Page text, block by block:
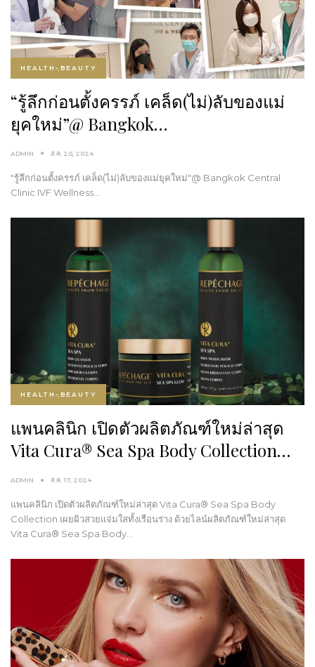
HEALTH-ฺBEAUTY
“รู้ลึกก่อนตั้งครรภ์ เคล็ด(ไม่)ลับของแม่
ยุคใหม่”@ Bangkok…
ADMIN ส.ค. 20, 2024
"รู้ลึกก่อนตั้งครรภ์ เคล็ด(ไม่)ลับของแม่ยุคใหม่"@ Bangkok Central
Clinic IVF Wellness…
HEALTH-ฺBEAUTY
แพนคลินิก เปิดตัวผลิตภัณฑ์ใหม่ล่าสุด
Vita Cura® Sea Spa Body Collection…
ADMIN ส.ค. 17, 2024
แพนคลินิก เปิดตัวผลิตภัณฑ์ใหม่ล่าสุด Vita Cura® Sea Spa Body
Collection เผยผิวสวยแจ่มใสทั้งเรือนร่าง ด้วยไลน์ผลิตภัณฑ์ใหม่ล่าสุด
Vita Cura® Sea Spa Body…